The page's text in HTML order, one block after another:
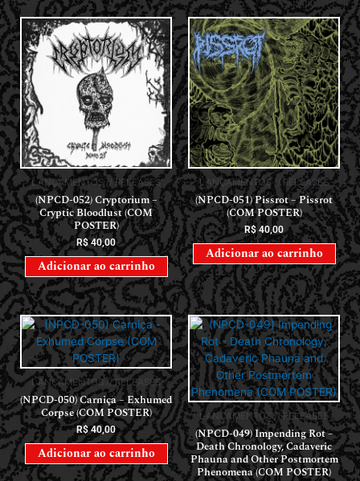
LANÇAMENTOS // RELEASES
(NPCD-052) Cryptorium –
Cryptic Bloodlust (COM
POSTER)
R$40,00
Adicionar ao carrinho
LANÇAMENTOS // RELEASES
(NPCD-051) Pissrot – Pissrot
(COM POSTER)
R$40,00
Adicionar ao carrinho
LANÇAMENTOS // RELEASES
(NPCD-050) Carniça – Exhumed
Corpse (COM POSTER)
R$40,00
Adicionar ao carrinho
LANÇAMENTOS // RELEASES
(NPCD-049) Impending Rot –
Death Chronology, Cadaveric
Phauna and Other Postmortem
Phenomena (COM POSTER)